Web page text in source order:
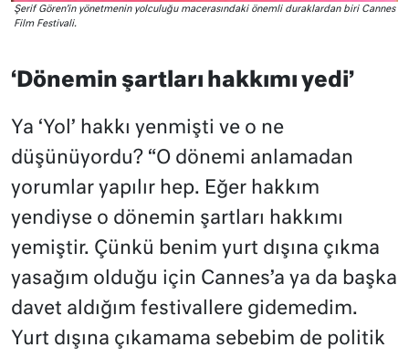
Şerif Gören’in yönetmenin yolculuğu macerasındaki önemli duraklardan biri Cannes
Film Festivali.
‘Dönemin şartları hakkımı yedi’
Ya ‘Yol’ hakkı yenmişti ve o ne
düşünüyordu? “O dönemi anlamadan
yorumlar yapılır hep. Eğer hakkım
yendiyse o dönemin şartları hakkımı
yemiştir. Çünkü benim yurt dışına çıkma
yasağım olduğu için Cannes’a ya da başka
davet aldığım festivallere gidemedim.
Yurt dışına çıkamama sebebim de politik